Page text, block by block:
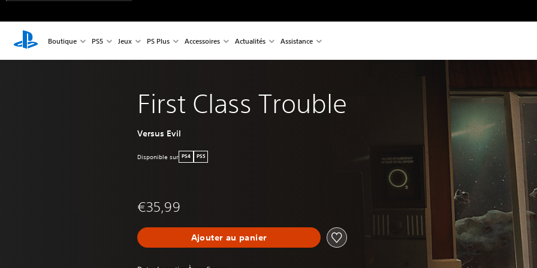
Boutique PS5 Jeux PS Plus Accessoires Actualités Assistance
First Class Trouble
Versus Evil
Disponible sur PS4 PS5
€35,99
Ajouter au panier